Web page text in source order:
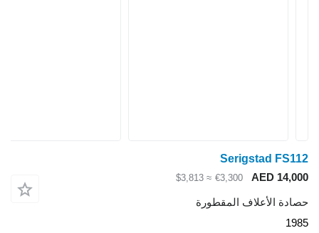
Serigstad FS112
AED 14,000
€3,300
≈ $3,813
حصادة الأعلاف المقطورة
1985